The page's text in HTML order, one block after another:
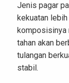
Jenis pagar
kekuatan
komposisinya
tahan akan
tulangan
stabil.